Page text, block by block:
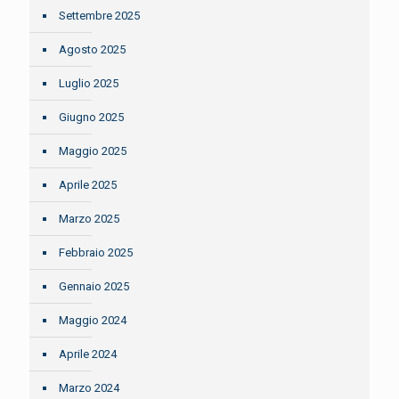
Settembre 2025
Agosto 2025
Luglio 2025
Giugno 2025
Maggio 2025
Aprile 2025
Marzo 2025
Febbraio 2025
Gennaio 2025
Maggio 2024
Aprile 2024
Marzo 2024